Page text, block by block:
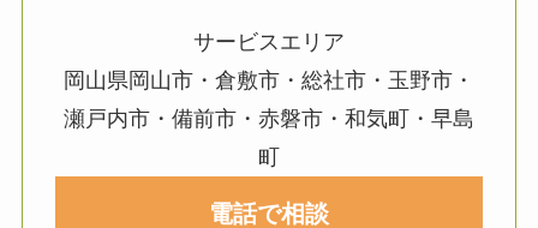
サービスエリア
岡山県岡山市・倉敷市・総社市・玉野市・
瀬戸内市・備前市・赤磐市・和気町・早島
町
電話で相談